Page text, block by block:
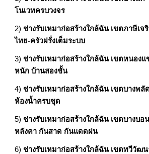
โนเวทครบวงจร
2) ช่างรับเหมาก่อสร้างใกล้ฉัน เขตภาษีเจ
ไทย-ครัวฝรั่งเต็มระบบ
3) ช่างรับเหมาก่อสร้างใกล้ฉัน เขตหนองแ
หนัก บ้านสองชั้น
4) ช่างรับเหมาก่อสร้างใกล้ฉัน เขตบางพลั
ห้องน้ำครบชุด
5) ช่างรับเหมาก่อสร้างใกล้ฉัน เขตบางบอ
หลังคา กันสาด กันแดดฝน
6) ช่างรับเหมาก่อสร้างใกล้ฉัน เขตทวีวัฒ